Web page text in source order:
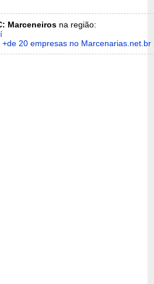
Marceneiros na região:
20 empresas no Marcenarias.net.br